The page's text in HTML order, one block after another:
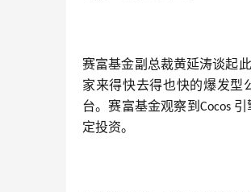
赛富基金副总裁黄延涛谈起
家来得快去得也快的爆发型
台。赛富基金观察到 Cocos 引
定投资。